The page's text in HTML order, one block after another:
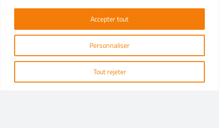
Personnaliser
Tout rejeter
Accepter tout
DEMANDE D’INFORMATIONS
SERVICE CLIENT
Pour toute information, envoyez un mail à notre Service
Client ou contactez-nous via les réseaux sociaux.